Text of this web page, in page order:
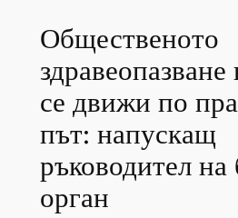
Общественото
се движи по
път: напускащ
ръководител
орган